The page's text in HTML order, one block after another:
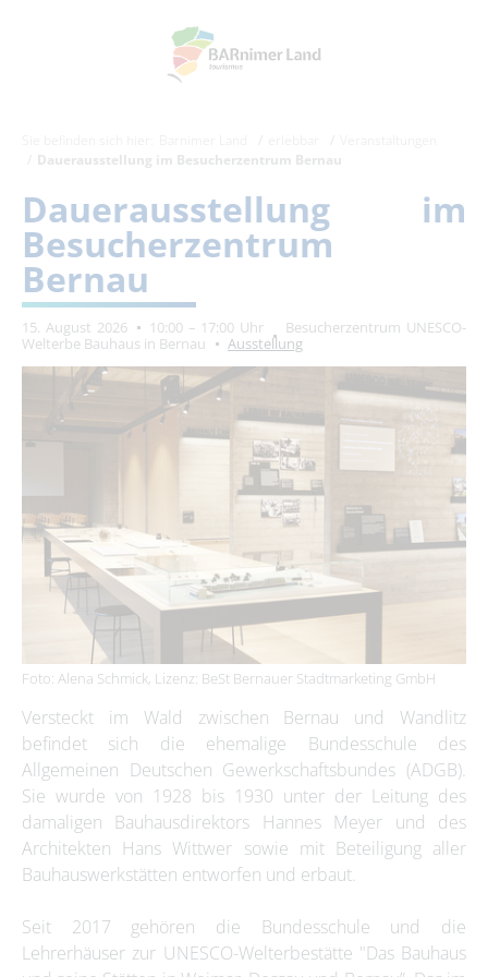
Dauerausstellung im Besucherzentrum Bernau
Dauerausstellung im
Besucherzentrum
Bernau
15. August 2026 10:00 – 17:00 Uhr
Besucherzentrum UNESCO-
Welterbe Bauhaus in Bernau
Ausstellung
Foto: Alena Schmick, Lizenz: BeSt Bernauer Stadtmarketing GmbH
Versteckt im Wald zwischen Bernau und Wandlitz
befindet sich die ehemalige Bundesschule des
Allgemeinen Deutschen Gewerkschaftsbundes (ADGB).
Sie wurde von 1928 bis 1930 unter der Leitung des
damaligen Bauhausdirektors Hannes Meyer und des
Architekten Hans Wittwer sowie mit Beteiligung aller
Bauhauswerkstätten entworfen und erbaut.
Seit 2017 gehören die Bundesschule und die
Lehrerhäuser zur UNESCO-Welterbestätte "Das Bauhaus